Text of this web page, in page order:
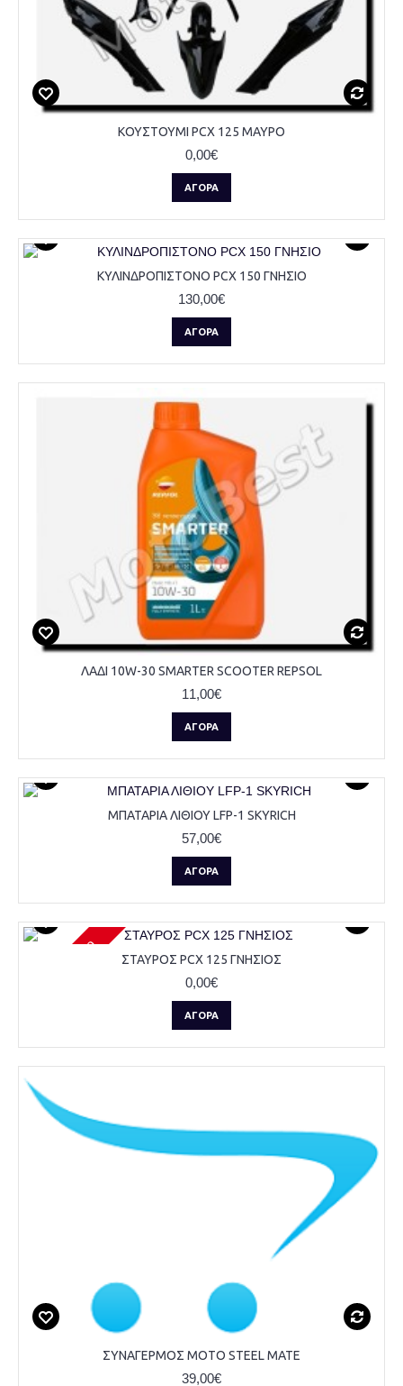
ΚΟΥΣΤΟΥΜΙ PCX 125 ΜΑΥΡΟ
0,00€
ΑΓΟΡΆ
ΚΥΛΙΝΔΡΟΠΙΣΤΟΝΟ PCX 150 ΓΝΗΣΙΟ
130,00€
ΑΓΟΡΆ
ΛΑΔΙ 10W-30 SMARTER SCOOTER REPSOL
11,00€
ΑΓΟΡΆ
ΜΠΑΤΑΡΙΑ ΛΙΘΙΟΥ LFP-1 SKYRICH
57,00€
ΑΓΟΡΆ
ΣΤΑΥΡΟΣ PCX 125 ΓΝΗΣΙΟΣ
0,00€
ΑΓΟΡΆ
ΣΥΝΑΓΕΡΜΟΣ ΜΟΤΟ STEEL MATE
39,00€